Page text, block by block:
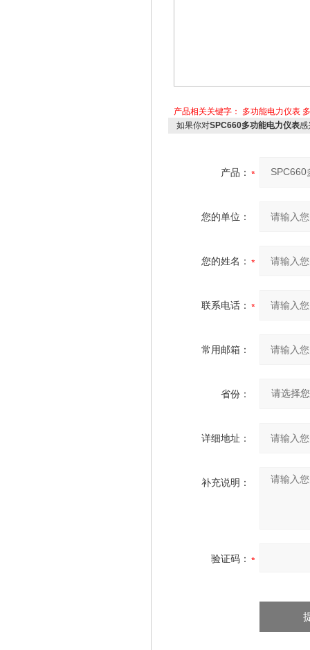
产品相关关键字： 多功能电力仪表
如果你对SPC660多功能电力仪表感
产品：
您的单位：
您的姓名：
联系电话：
常用邮箱：
省份：
详细地址：
补充说明：
验证码：